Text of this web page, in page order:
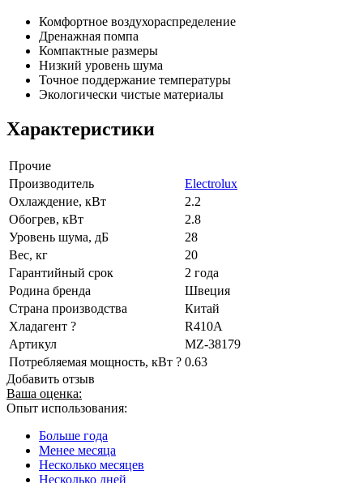
Комфортное воздухораспределение
Дренажная помпа
Компактные размеры
Низкий уровень шума
Точное поддержание температуры
Экологически чистые материалы
Характеристики
Прочие
Производитель
Electrolux
Охлаждение, кВт
2.2
Обогрев, кВт
2.8
Уровень шума, дБ
28
Вес, кг
20
Гарантийный срок
2 года
Родина бренда
Швеция
Страна производства
Китай
Хладагент ?
R410A
Артикул
MZ-38179
Потребляемая мощность, кВт ? 0.63
Добавить отзыв
Ваша оценка:
Опыт использования:
Больше года
Менее месяца
Несколько месяцев
Несколько дней